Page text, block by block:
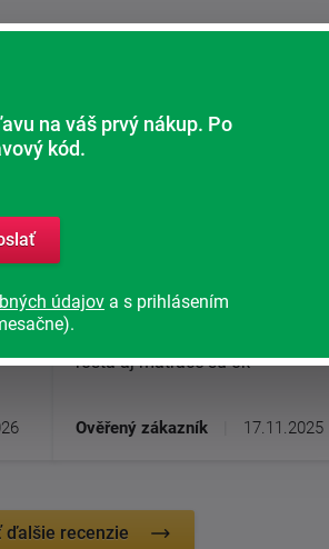
Viac než 1000
rýchle dodanie dobrý výber
rošta aj matrace sú ok
Ověřený zákazník 17.11.2025
ďalšie recenzie
na váš prvý nákup. Po
kód.
údajov a s prihlásením